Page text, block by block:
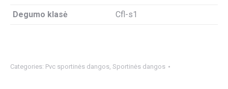
Degumo klasė Cfl-s1
Categories: Pvc sportinės dangos, Sportinės dangos